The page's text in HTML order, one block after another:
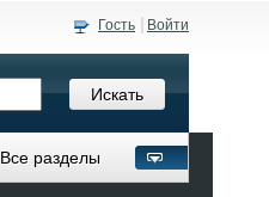
Гость Войти
Все разделы